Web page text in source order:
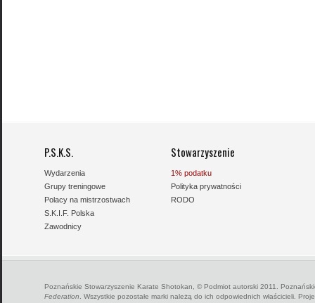
P.S.K.S.
Wydarzenia
Grupy treningowe
Polacy na mistrzostwach
S.K.I.F. Polska
Zawodnicy
Stowarzyszenie
1% podatku
Polityka prywatności
RODO
Poznańskie Stowarzyszenie Karate Shotokan, © Podmiot autorski 2011.
Federation . Wszystkie pozostałe marki należą do ich odpowiednich właścicieli.